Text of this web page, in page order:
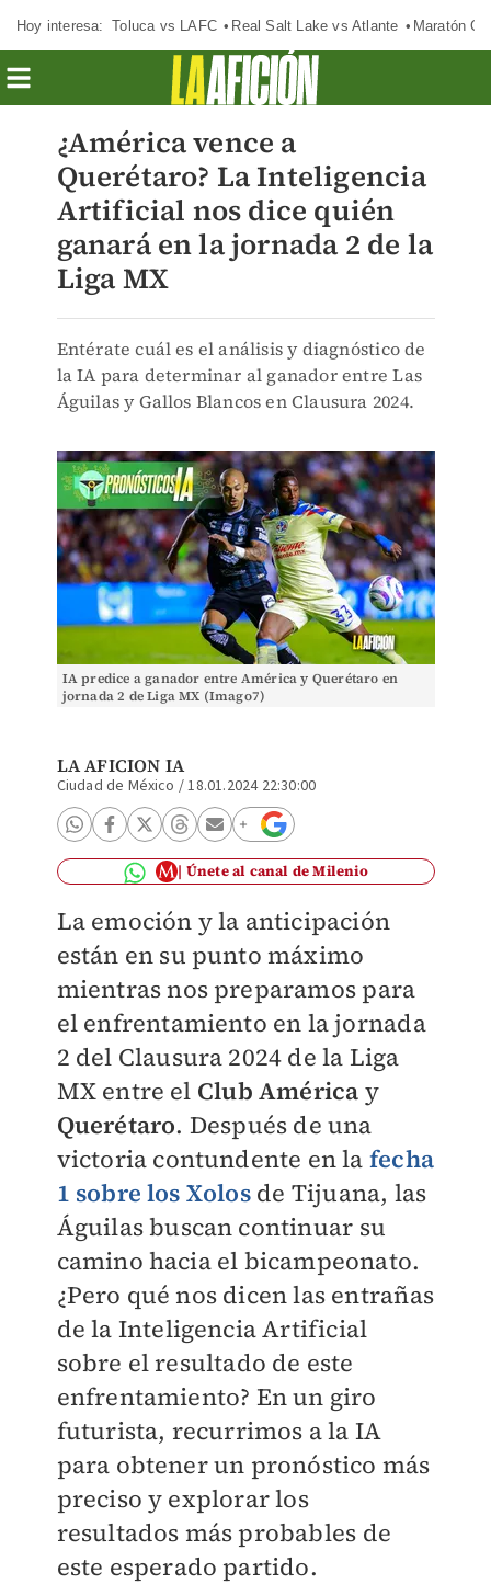
Hoy interesa: Toluca vs LAFC Real Salt Lake vs Atlante Maratón
¿América vence a
Querétaro? La Inteligencia
Artificial nos dice quién
ganará en la jornada 2 de la
Liga MX
Entérate cuál es el análisis y diagnóstico de
la IA para determinar al ganador entre Las
Águilas y Gallos Blancos en Clausura 2024.
IA predice a ganador entre América y Querétaro en
jornada 2 de Liga MX (Imago7)
LA AFICION IA
Ciudad de México /18.01.2024 22:30:00
Únete al canal de Milenio
La emoción y la anticipación
están en su punto máximo
mientras nos preparamos para
el enfrentamiento en la jornada
2 del Clausura 2024 de la Liga
MX entre el Club América y
Querétaro. Después de una
victoria contundente en la fecha
1 sobre los Xolosde Tijuana, las
Águilas buscan continuar su
camino hacia el bicampeonato.
¿Pero qué nos dicen las entrañas
de la Inteligencia Artificial
sobre el resultado de este
enfrentamiento? En un giro
futurista, recurrimos a la IA
para obtener un pronóstico más
preciso y explorar los
resultados más probables de
este esperado partido.